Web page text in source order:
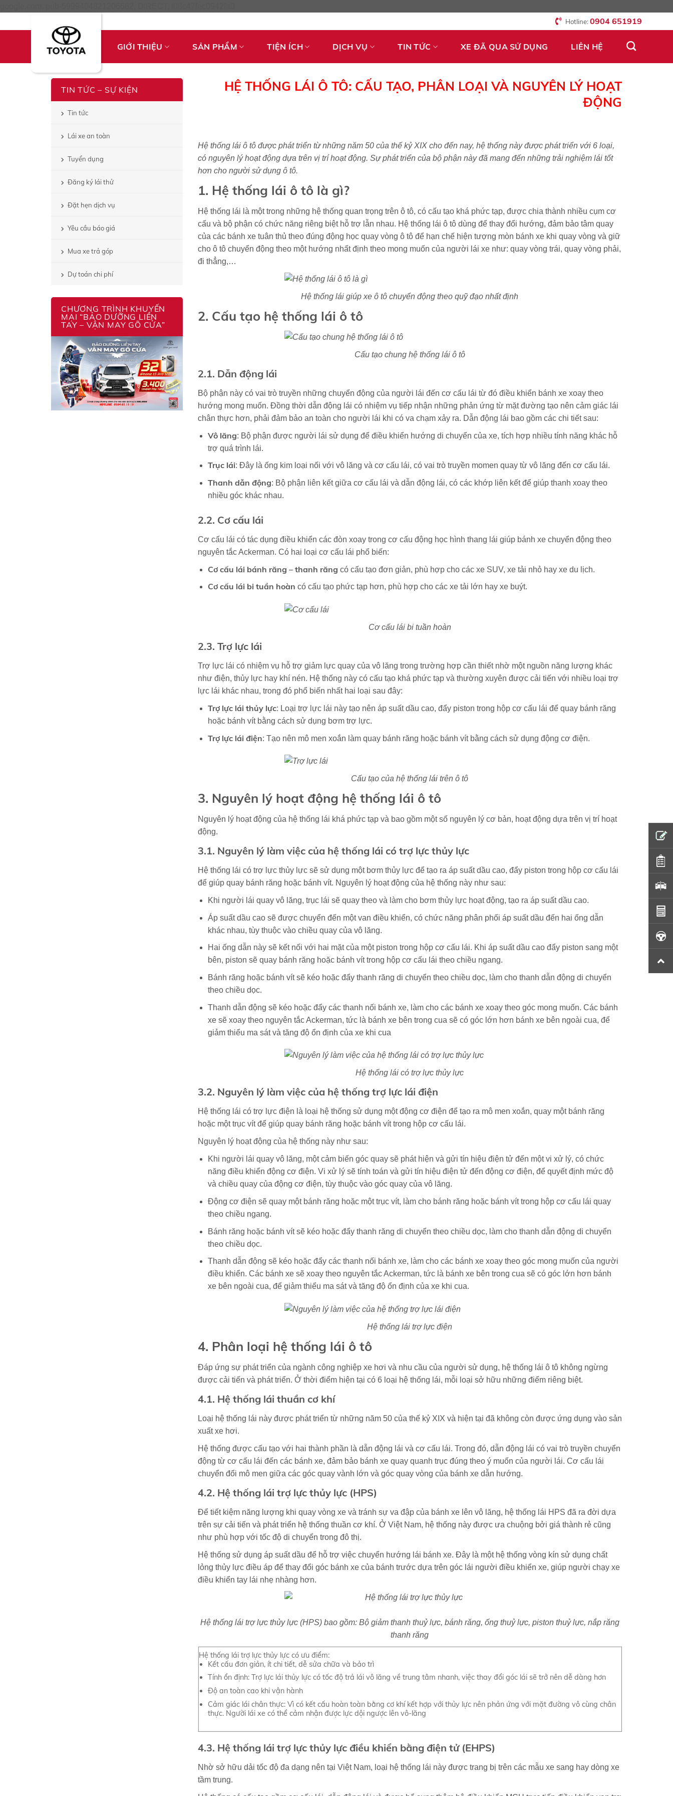
content
Hotline:0904 651919
GIỚI THIỆU SẢN PHẨM TIỆN ÍCH DỊCH VỤ TIN TỨC XE ĐÃ QUA SỬ DỤNG LIÊN HỆ
TIN TỨC – SỰ KIỆN
Tin tức
Lái xe an toàn
Tuyển dụng
Đăng ký lái thử
Đặt hẹn dịch vụ
Yêu cầu báo giá
Mua xe trả góp
Dự toán chi phí
CHƯƠNG TRÌNH KHUYẾN
MẠI “BẢO DƯỠNG LIỀN
TAY – VẬN MAY GÕ CỬA”
HỆ THỐNG LÁI Ô TÔ: CẤU TẠO, PHÂN LOẠI VÀ NGUYÊN LÝ HOẠT
ĐỘNG
Hệ thống lái ô tô được phát triển từ những năm 50 của thế kỷ XIX cho đến nay, hệ thống này được phát triển với 6 loại,
có nguyên lý hoạt động dựa trên vị trí hoạt động. Sự phát triển của bộ phận này đã mang đến những trải nghiệm lái tốt
hơn cho người sử dụng ô tô.
1. Hệ thống lái ô tô là gì?
Hệ thống lái là một trong những hệ thống quan trọng trên ô tô, có cấu tạo khá phức tạp, được chia thành nhiều cụm cơ
cấu và bộ phận có chức năng riêng biệt hỗ trợ lẫn nhau. Hệ thống lái ô tô dùng để thay đổi hướng, đảm bảo tâm quay
của các bánh xe tuân thủ theo đúng động học quay vòng ô tô để hạn chế hiện tượng mòn bánh xe khi quay vòng và giữ
cho ô tô chuyển động theo một hướng nhất định theo mong muốn của người lái xe như: quay vòng trái, quay vòng phải,
đi thẳng,…
Hệ thống láigiúp xe ô tô chuyển động theo quỹ đạo nhất định
2. Cấu tạo hệ thống lái ô tô
Cấu tạo chung hệ thống lái ô tô
2.1. Dẫn động lái
Bộ phận này có vai trò truyền những chuyển động của người lái đến cơ cấu lái từ đó điều khiển bánh xe xoay theo
hướng mong muốn. Đồng thời dẫn động lái có nhiệm vụ tiếp nhận những phản ứng từ mặt đường tạo nên cảm giác lái
chân thực hơn, phải đảm bảo an toàn cho người lái khi có va chạm xảy ra. Dẫn động lái bao gồm các chi tiết sau:
Vô lăng: Bộ phận được người lái sử dụng để điều khiển hướng di chuyển của xe, tích hợp nhiều tính năng khác hỗ
trợ quá trình lái.
Trục lái: Đây là ống kim loại nối với vô lăng và cơ cấu lái, có vai trò truyền momen quay từ vô lăng đến cơ cấu lái.
Thanh dẫn động: Bộ phận liên kết giữa cơ cấu lái và dẫn động lái, có các khớp liên kết để giúp thanh xoay theo
nhiều góc khác nhau.
2.2. Cơ cấu lái
Cơ cấu lái có tác dụng điều khiển các đòn xoay trong cơ cấu động học hình thang lái giúp bánh xe chuyển động theo
nguyên tắc Ackerman. Có hai loại cơ cấu lái phổ biến:
Cơ cấu lái bánh răng – thanh răngcó cấu tạo đơn giản, phù hợp cho các xe SUV, xe tải nhỏ hay xe du lịch.
Cơ cấu lái bi tuần hoàn có cấu tạo phức tạp hơn, phù hợp cho các xe tải lớn hay xe buýt.
Cơ cấu lái bi tuần hoàn
2.3. Trợ lực lái
Trợ lực lái có nhiệm vụ hỗ trợ giảm lực quay của vô lăng trong trường hợp cần thiết nhờ một nguồn năng lượng khác
như điện, thủy lực hay khí nén. Hệ thống này có cấu tạo khá phức tạp và thường xuyên được cải tiến với nhiều loại trợ
lực lái khác nhau, trong đó phổ biến nhất hai loại sau đây:
Trợ lực lái thủy lực: Loại trợ lực lái này tạo nên áp suất dầu cao, đẩy piston trong hộp cơ cấu lái để quay bánh răng
hoặc bánh vít bằng cách sử dụng bơm trợ lực.
Trợ lực lái điện: Tạo nên mô men xoắn làm quay bánh răng hoặc bánh vít bằng cách sử dụng động cơ điện.
Cấu tạo của hệ thống lái trên ô tô
3. Nguyên lý hoạt động hệ thống lái ô tô
Nguyên lý hoạt động của hệ thống lái khá phức tạp và bao gồm một số nguyên lý cơ bản, hoạt động dựa trên vị trí hoạt
động.
3.1. Nguyên lý làm việc của hệ thống lái có trợ lực thủy lực
Hệ thống lái có trợ lực thủy lực sẽ sử dụng một bơm thủy lực để tạo ra áp suất dầu cao, đẩy piston trong hộp cơ cấu lái
để giúp quay bánh răng hoặc bánh vít. Nguyên lý hoạt động của hệ thống này như sau:
Khi người lái quay vô lăng, trục lái sẽ quay theo và làm cho bơm thủy lực hoạt động, tạo ra áp suất dầu cao.
Áp suất dầu cao sẽ được chuyển đến một van điều khiển, có chức năng phân phối áp suất dầu đến hai ống dẫn
khác nhau, tùy thuộc vào chiều quay của vô lăng.
Hai ống dẫn này sẽ kết nối với hai mặt của một piston trong hộp cơ cấu lái. Khi áp suất dầu cao đẩy piston sang một
bên, piston sẽ quay bánh răng hoặc bánh vít trong hộp cơ cấu lái theo chiều ngang.
Bánh răng hoặc bánh vít sẽ kéo hoặc đẩy thanh răng di chuyển theo chiều dọc, làm cho thanh dẫn động di chuyển
theo chiều dọc.
Thanh dẫn động sẽ kéo hoặc đẩy các thanh nối bánh xe, làm cho các bánh xe xoay theo góc mong muốn. Các bánh
xe sẽ xoay theo nguyên tắc Ackerman, tức là bánh xe bên trong cua sẽ có góc lớn hơn bánh xe bên ngoài cua, để
giảm thiểu ma sát và tăng độ ổn định của xe khi cua
Hệ thống lái có trợ lực thủy lực
3.2. Nguyên lý làm việc của hệ thống trợ lực lái điện
Hệ thống lái có trợ lực điện là loại hệ thống sử dụng một động cơ điện để tạo ra mô men xoắn, quay một bánh răng
hoặc một trục vít để giúp quay bánh răng hoặc bánh vít trong hộp cơ cấu lái.
Nguyên lý hoạt động của hệ thống này như sau:
Khi người lái quay vô lăng, một cảm biến góc quay sẽ phát hiện và gửi tín hiệu điện tử đến một vi xử lý, có chức
năng điều khiển động cơ điện. Vi xử lý sẽ tính toán và gửi tín hiệu điện tử đến động cơ điện, để quyết định mức độ
và chiều quay của động cơ điện, tùy thuộc vào góc quay của vô lăng.
Động cơ điện sẽ quay một bánh răng hoặc một trục vít, làm cho bánh răng hoặc bánh vít trong hộp cơ cấu lái quay
theo chiều ngang.
Bánh răng hoặc bánh vít sẽ kéo hoặc đẩy thanh răng di chuyển theo chiều dọc, làm cho thanh dẫn động di chuyển
theo chiều dọc.
Thanh dẫn động sẽ kéo hoặc đẩy các thanh nối bánh xe, làm cho các bánh xe xoay theo góc mong muốn của người
điều khiển. Các bánh xe sẽ xoay theo nguyên tắc Ackerman, tức là bánh xe bên trong cua sẽ có góc lớn hơn bánh
xe bên ngoài cua, để giảm thiểu ma sát và tăng độ ổn định của xe khi cua.
Hệ thống lái trợ lực điện
4. Phân loại hệ thống lái ô tô
Đáp ứng sự phát triển của ngành công nghiệp xe hơi và nhu cầu của người sử dụng, hệ thống lái ô tô không ngừng
được cải tiến và phát triển. Ở thời điểm hiện tại có 6 loại hệ thống lái, mỗi loại sở hữu những điểm riêng biệt.
4.1. Hệ thống lái thuần cơ khí
Loại hệ thống lái này được phát triển từ những năm 50 của thế kỷ XIX và hiện tại đã không còn được ứng dụng vào sản
xuất xe hơi.
Hệ thống được cấu tạo với hai thành phần là dẫn động lái và cơ cấu lái. Trong đó, dẫn động lái có vai trò truyền chuyển
động từ cơ cấu lái đến các bánh xe, đảm bảo bánh xe quay quanh trục đúng theo ý muốn của người lái. Cơ cấu lái
chuyển đổi mô men giữa các góc quay vành lớn và góc quay vòng của bánh xe dẫn hướng.
4.2. Hệ thống lái trợ lực thủy lực (HPS)
Để tiết kiệm năng lượng khi quay vòng xe và tránh sự va đập của bánh xe lên vô lăng, hệ thống lái HPS đã ra đời dựa
trên sự cải tiến và phát triển hệ thống thuần cơ khí. Ở Việt Nam, hệ thống này được ưa chuộng bởi giá thành rẻ cũng
như phù hợp với tốc độ di chuyển trong đô thị.
Hệ thống sử dụng áp suất dầu để hỗ trợ việc chuyển hướng lái bánh xe. Đây là một hệ thống vòng kín sử dụng chất
lỏng thủy lực điều áp để thay đổi góc bánh xe của bánh trước dựa trên góc lái người điều khiển xe, giúp người chạy xe
điều khiển tay lái nhẹ nhàng hơn.
Hệ thống lái trợ lực thủy lực (HPS) bao gồm: Bộ giảm thanh thuỷ lực, bánh răng, ống thuỷ lực, piston thuỷ lực, nắp răng
thanh răng
Hệ thống lái trợ lực thủy lực có ưu điểm:
Kết cấu đơn giản, ít chi tiết, dễ sửa chữa và bảo trì
Tính ổn định: Trợ lực lái thủy lực có tốc độ trả lái vô lăng về trung tâm nhanh, việc thay đổi góc lái sẽ trở nên dễ dàng hơn
Độ an toàn cao khi vận hành
Cảm giác lái chân thực: Vì có kết cấu hoàn toàn bằng cơ khí kết hợp với thủy lực nên phản ứng với mặt đường vô cùng chân
thực. Người lái xe có thể cảm nhận được lực dội ngược lên vô-lăng
4.3. Hệ thống lái trợ lực thủy lực điều khiển bằng điện tử (EHPS)
Nhờ sở hữu dải tốc độ đa dạng nên tại Việt Nam, loại hệ thống lái này được trang bị trên các mẫu xe sang hay dòng xe
tầm trung.